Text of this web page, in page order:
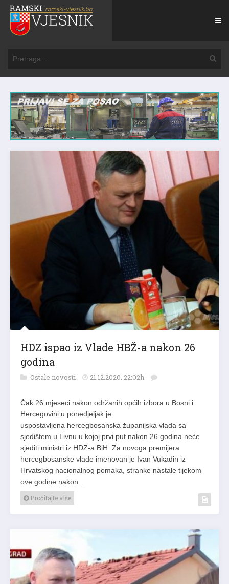
HDZ ispao iz Vlade HBŽ-a nakon 26
godina
Ostale novosti 21.12.2020. 22:02h
Čak 26 mjeseci nakon održanih općih izbora u Bosni i
Hercegovini u ponedjeljak je
uspostavljena hercegbosanska županijska vlada sa
sjedištem u Livnu u kojoj prvi put nakon 26 godina neće
sjediti ministri iz HDZ-a BiH. Za novoga premijera
hercegbosanske vlade imenovan je Ivan Vukadin iz
Hrvatskog nacionalnog pomaka, stranke nastale tijekom
ove godine nakon…
Pročitajte više